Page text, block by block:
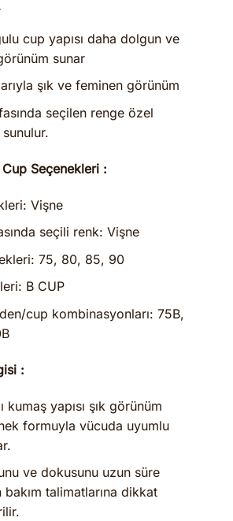
cup yapısı daha dolgun ve
sunar
şık ve feminen görünüm
seçilen renge özel
Seçenekleri :
Vişne
seçili renk: Vişne
75, 80, 85, 90
B CUP
cup kombinasyonları: 75B,
:
kumaş yapısı şık görünüm
formuyla vücuda uyumlu
ve dokusunu uzun süre
bakım talimatlarına dikkat